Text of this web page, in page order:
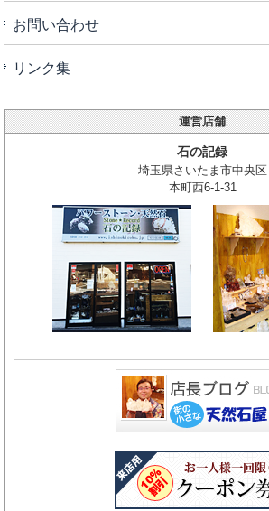
お問い合わせ
リンク集
運営店舗
石の記録
埼玉県さいたま市中央区
本町西6-1-31